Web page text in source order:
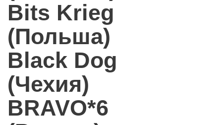
Bits Krieg
(Польша)
Black Dog
(Чехия)
BRAVO*6